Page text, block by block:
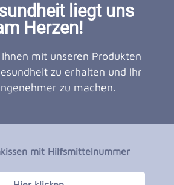
liegt uns
Herzen!
mit unseren Produkten
zu erhalten und Ihr
zu machen.
mit Hilfsmittelnummer